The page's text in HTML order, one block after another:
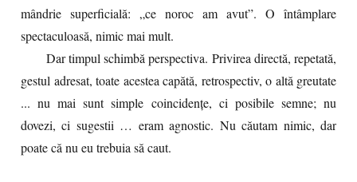
mândrie superficială: „ce noroc am avut”. O întâmplare
spectaculoasă, nimic mai mult.
Dar timpul schimbă perspectiva. Privirea directă, repetată,
gestul adresat, toate acestea capătă, retrospectiv, o altă greutate
... nu mai sunt simple coincidențe, ci posibile semne; nu
dovezi, ci sugestii … eram agnostic. Nu căutam nimic, dar
poate că nu eu trebuia să caut.